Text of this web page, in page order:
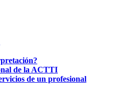
de la ACTTI
de un profesional